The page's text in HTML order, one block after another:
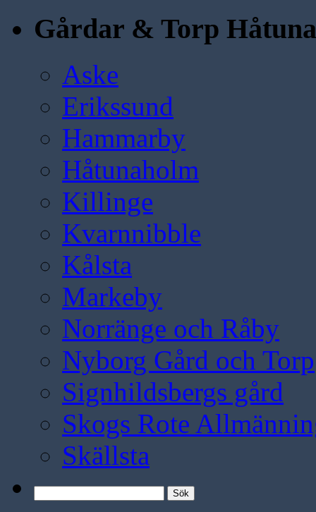
Gårdar & Torp Håtuna
Aske
Erikssund
Hammarby
Håtunaholm
Killinge
Kvarnnibble
Kålsta
Markeby
Norränge och Råby
Nyborg Gård och Torp
Signhildsbergs gård
Skogs Rote
Skällsta
efter: